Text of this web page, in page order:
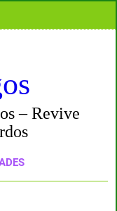
– Revive